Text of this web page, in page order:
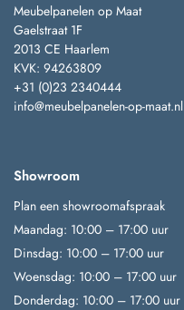
Meubelpanelen op Maat
Gaelstraat 1F
2013 CE Haarlem
KVK: 94263809
+31 (0)23 2340444
info@meubelpanelen-op-maat.nl
Showroom
Plan een showroomafspraak
Maandag: 10:00 – 17:00 uur
Dinsdag: 10:00 – 17:00 uur
Woensdag: 10:00 – 17:00 uur
Donderdag: 10:00 – 17:00 uur